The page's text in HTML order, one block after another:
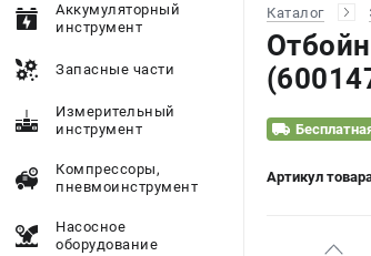
Аккумуляторный
инструмент
Запасные части
Измерительный
инструмент
Компрессоры,
пневмоинструмент
Насосное
оборудование
Каталог
Артикул